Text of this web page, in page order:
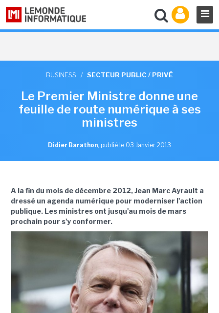
BUSINESS / SECTEUR PUBLIC / PRIVÉ
Le Premier Ministre donne une
feuille de route numérique à ses
ministres
Didier Barathon, publié le 03 Janvier 2013
A la fin du mois de décembre 2012, Jean Marc Ayrault a
dressé un agenda numérique pour moderniser l'action
publique. Les ministres ont jusqu'au mois de mars
prochain pour s'y conformer.